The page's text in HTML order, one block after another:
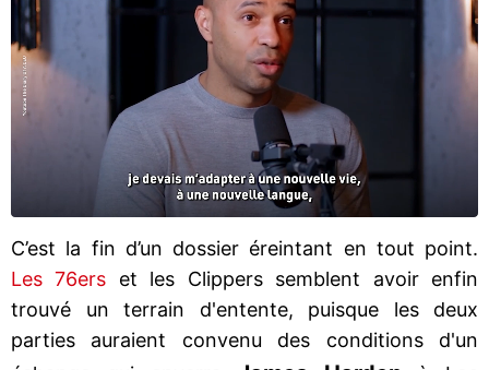
C’est la fin d’un dossier éreintant en tout point.
Les 76ers et les Clippers semblent avoir enfin
trouvé un terrain d'entente, puisque les deux
parties auraient convenu des conditions d'un